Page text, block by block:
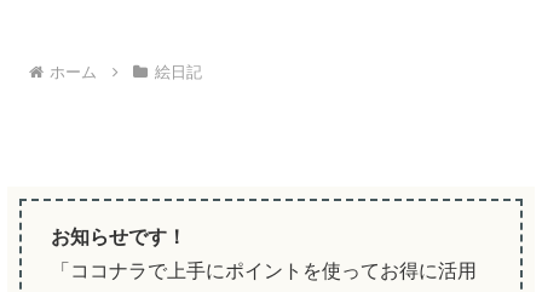
ホーム 絵日記
お知らせです！
「ココナラで上手にポイントを使ってお得に活用